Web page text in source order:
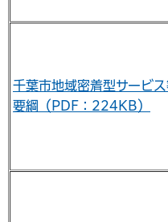
千葉市地域密着型サービ
要綱（PDF：224KB）